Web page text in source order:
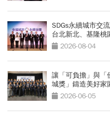
SDGs永續城市交
台北新北、基隆桃
2026-08-04
讓「可負擔」與「
城獎」鑄造美好家
2026-06-05